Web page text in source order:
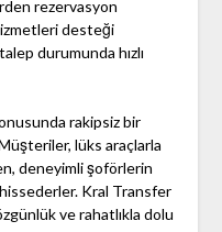
rezervasyon
desteği
durumunda hızlı
rakipsiz bir
lüks araçlarla
deneyimli şoförlerin
Kral Transfer
ve rahatlıkla dolu